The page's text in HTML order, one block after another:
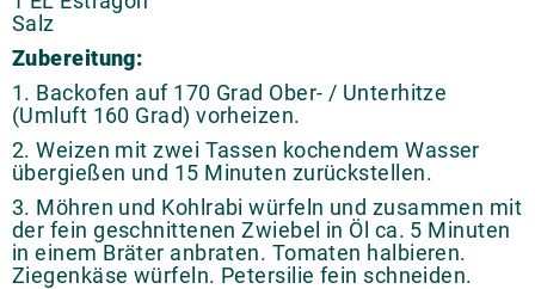
Salz
Zubereitung:
1. Backofen auf 170 Grad Ober- / Unterhitze
(Umluft 160 Grad) vorheizen.
2. Weizen mit zwei Tassen kochendem Wasser
übergießen und 15 Minuten zurückstellen.
3. Möhren und Kohlrabi würfeln und zusammen mit
der fein geschnittenen Zwiebel in Öl ca. 5 Minuten
in einem Bräter anbraten. Tomaten halbieren.
Ziegenkäse würfeln. Petersilie fein schneiden.